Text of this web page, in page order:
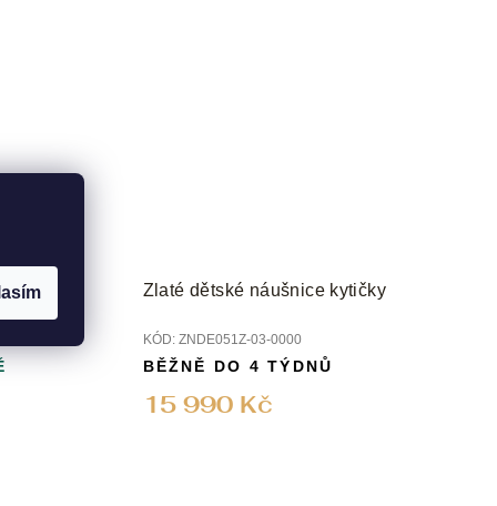
Zlaté dětské náušnice kytičky
KÓD: ZNDE051Z-03-0000
15 990 Kč
BĚŽNĚ DO 4 TÝDNŮ